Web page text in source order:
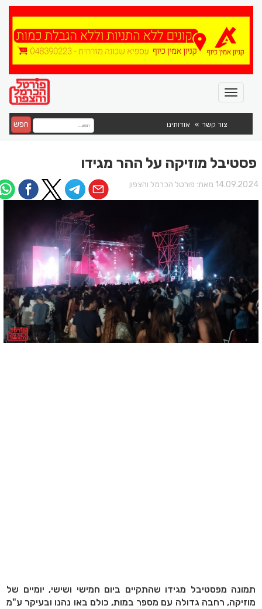
צור קשר אודותינו חפש
פסטיבל מוזיקה על ההר מגידו
מאת: פורטל הכרמל והצפון
תמונה מפסטיבל מגידו שהתקיים ביום חמישי ושישי, יומיים של
מוזיקה, רחבה גדולה עם מספר במות, כולם באו נהנו ובעיקר ע"מ